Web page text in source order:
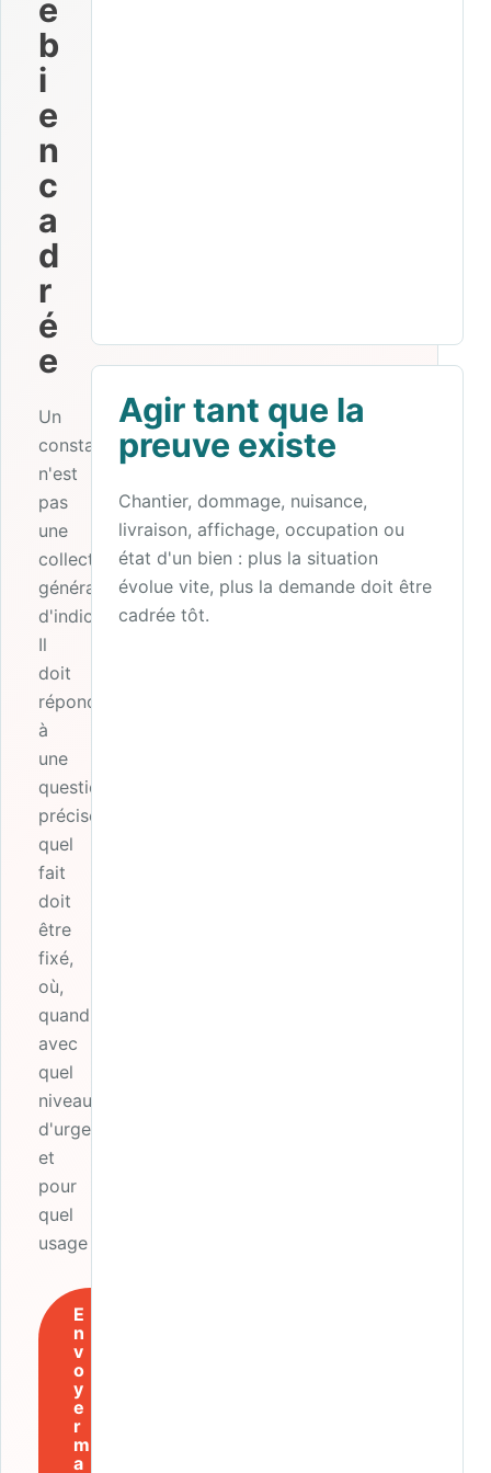
e
b
i
e
n
c
a
d
r
é
e
Un
constat
n'est
pas
une
collecte
générale
d'indices.
Il
doit
répondre
à
une
question
précise :
quel
fait
doit
être
fixé,
où,
quand,
avec
quel
niveau
d'urgence
et
pour
quel
usage ?
E
n
v
o
y
e
r
m
a
Agir tant que la
preuve existe
Chantier, dommage, nuisance,
livraison, affichage, occupation ou
état d'un bien : plus la situation
évolue vite, plus la demande doit être
cadrée tôt.